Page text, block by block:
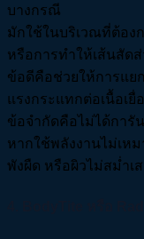
บางกรณี
มักใช้ในบริเวณที่ต้อง
หรือการทำให้เส้นสัด
ข้อดีคือช่วยให้การแย
แรงกระแทกต่อเนื้อเยื่
ข้อจำกัดคือไม่ได้การั
หากใช้พลังงานไม่เห
พังผืด หรือผิวไม่สม่ำเ